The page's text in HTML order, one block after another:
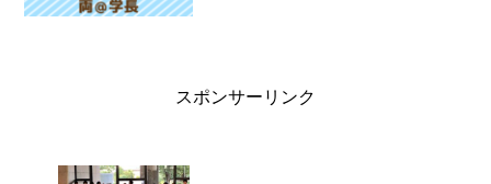
スポンサーリンク